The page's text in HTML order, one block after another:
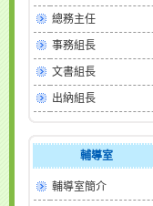
總務主任
事務組長
文書組長
出納組長
輔導室
輔導室簡介